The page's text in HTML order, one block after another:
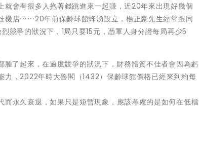
會有很多人抱著錢跳進來一起賺，近20年來出現好幾個
機店⋯⋯20年前保齡球館蜂湧設立，楊正豪先生經常跟同
競爭的狀況下，1局只要15元，憑軍人身分證每局再少5
了起來，在過度競爭的狀況下，財務體質不佳者會因為虧
，2022年時大魯閣（1432）保齡球館價格已經來到約每
永久衰退，如果只是短暫現象，應該考慮的是如何在低檔